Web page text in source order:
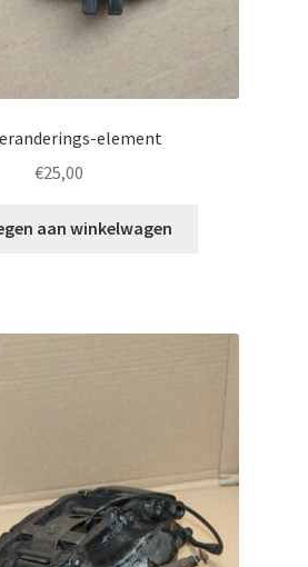
element
€25,00
aan winkelwagen